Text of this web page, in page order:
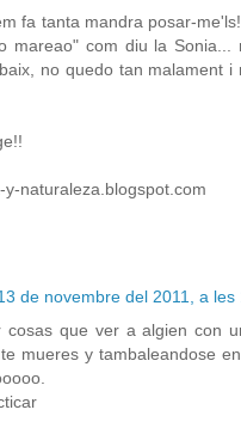
fa tanta mandra posar-
mareao" com diu la Sonia...
no quedo tan malament i
y-naturaleza.blogspot.com
de novembre del 2011, a les
cosas que ver a algien con
mueres y tambaleandose